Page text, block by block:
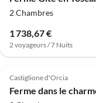
2 Chambres
1 738,67 €
2 voyageurs / 7 Nuits
4.0 (3)
Castiglione d'Orcia